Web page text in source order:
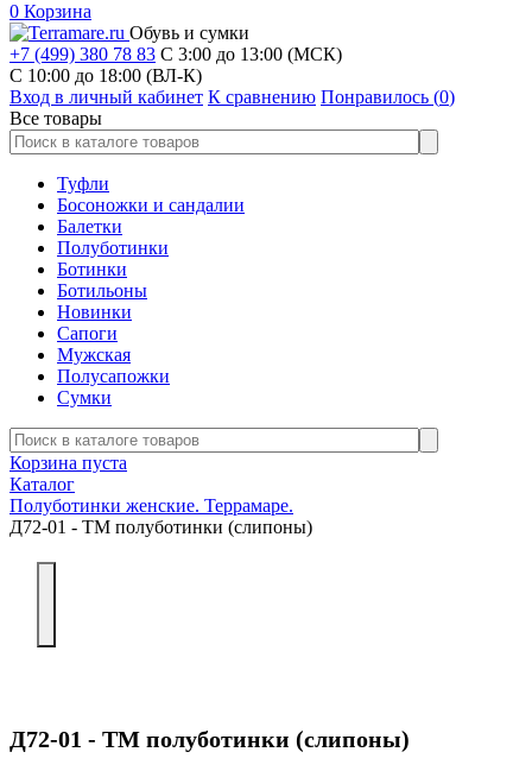
0 Корзина
Обувь и сумки
+7 (499) 380 78 83 С 3:00 до 13:00 (МСК)
C 10:00 до 18:00 (ВЛ-К)
Вход в личный кабинет К сравнению Понравилось (0)
Все товары
Туфли
Босоножки и сандалии
Балетки
Полуботинки
Ботинки
Ботильоны
Новинки
Сапоги
Мужская
Полусапожки
Сумки
Корзина пуста
Каталог
Полуботинки женские. Террамаре.
Д72-01 - ТМ полуботинки (слипоны)
Д72-01 - ТМ полуботинки (слипоны)